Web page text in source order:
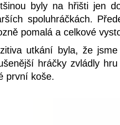
byly na hřišti jen
spoluhráčkách.
pomalá a celkové
utkání byla, že
hráčky zvládly
první koše.